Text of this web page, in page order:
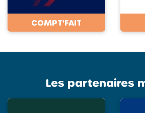
COMPT'FAIT
Les partenaires